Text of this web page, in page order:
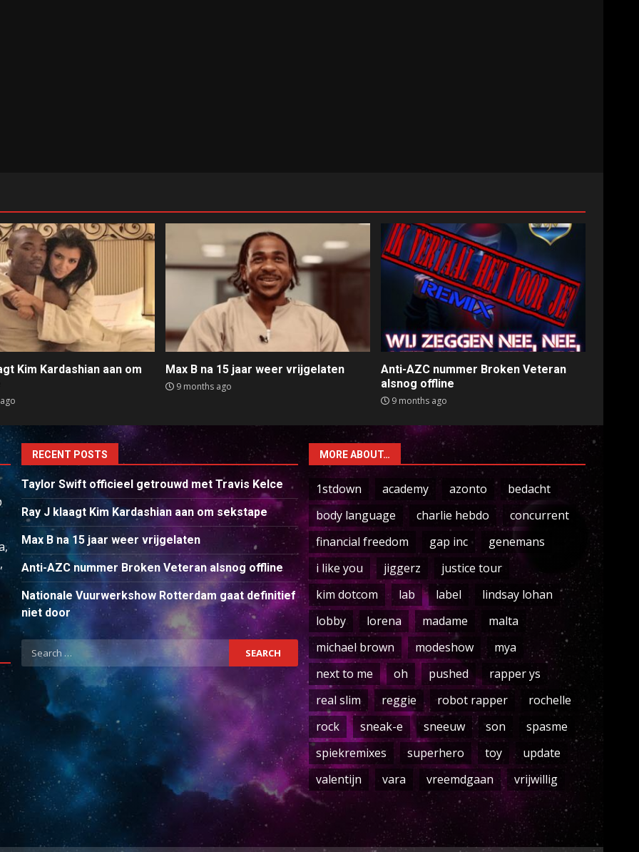
Kim Kardashian aan om
Max B na 15 jaar weer vrijgelaten
9 months ago
Anti-AZC nummer Broken Veteran
alsnog offline
9 months ago
RECENT POSTS
Taylor Swift officieel getrouwd met Travis Kelce
Ray J klaagt Kim Kardashian aan om sekstape
Max B na 15 jaar weer vrijgelaten
Anti-AZC nummer Broken Veteran alsnog offline
Nationale Vuurwerkshow Rotterdam gaat definitief
niet door
Search
for:
MORE ABOUT…
1stdown academy azonto
bedacht
body language
charlie hebdo
concurrent
financial freedom
gap inc
genemans
i like you
jiggerz
justice tour
kim dotcom
lab label
lindsay lohan
lobby
lorena madame
malta
michael brown
modeshow
mya
next to me
oh pushed
rapper ys
real slim
reggie robot rapper
rochelle
rock
sneak-e sneeuw son
spasme
spiekremixes
superhero toy
update
valentijn
vara vreemdgaan vrijwillig